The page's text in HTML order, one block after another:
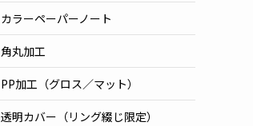
カラーペーパーノート
角丸加工
PP加工（グロス／マット）
透明カバー（リング綴じ限定）